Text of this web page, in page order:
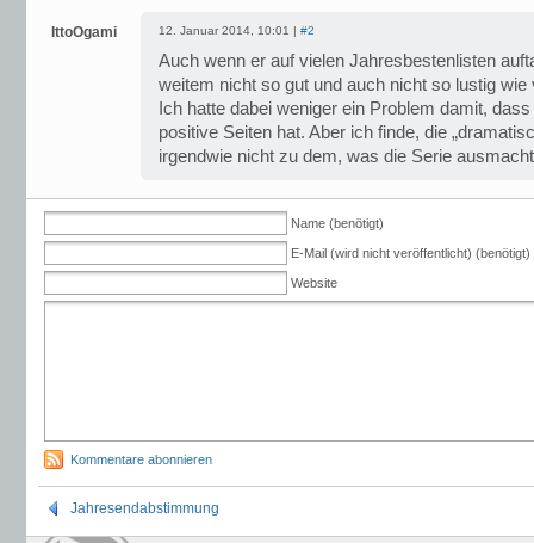
IttoOgami 12. Januar 2014, 10:01 | #2
Auch wenn er auf vielen Jahresbestenlisten
weitem nicht so gut und auch nicht so lustig wie
Ich hatte dabei weniger ein Problem damit,
positive Seiten hat. Aber ich finde, die
irgendwie nicht zu dem, was die Serie
Name (benötigt)
E-Mail (wird nicht veröffentlicht) (benötigt)
Website
Kommentare abonnieren
Jahresendabstimmung